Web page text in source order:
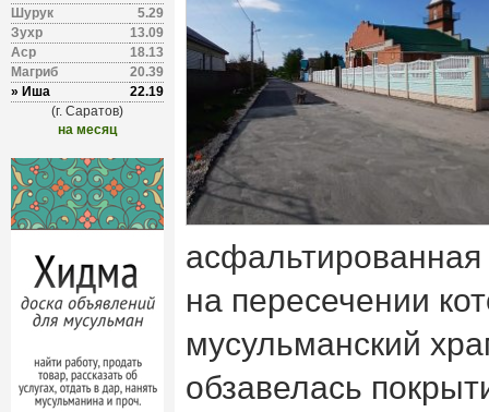
Шурук
5.29
Зухр
13.09
Аср
18.13
Магриб
20.39
» Иша
22.19
(г. Саратов)
на месяц
асфальтированная
на пересечении
мусульманский
обзавелась